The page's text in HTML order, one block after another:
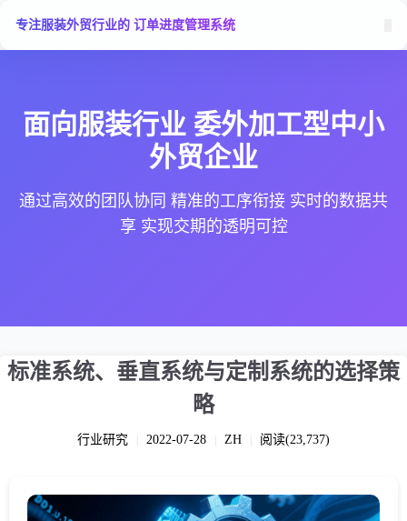
专注服装外贸行业的 订单进度管理系统
面向服装行业 委外加工型中小
外贸企业
通过高效的团队协同 精准的工序衔接 实时的数据共
享 实现交期的透明可控
标准系统、垂直系统与定制系统的选择策
略
行业研究 2022-07-28 ZH 阅读(23,737)